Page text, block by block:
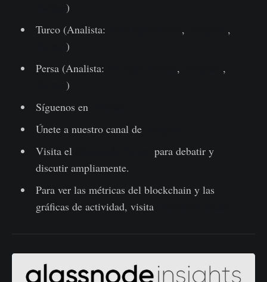
)
Turco (Analista:
,
,
)
Persa (Analista:
,
,
)
Síguenos en
Únete a nuestro canal de
Visita el
para debatir y
discutir ampliamente.
Para ver las métricas del blockchain y las
gráficas de actividad, visita